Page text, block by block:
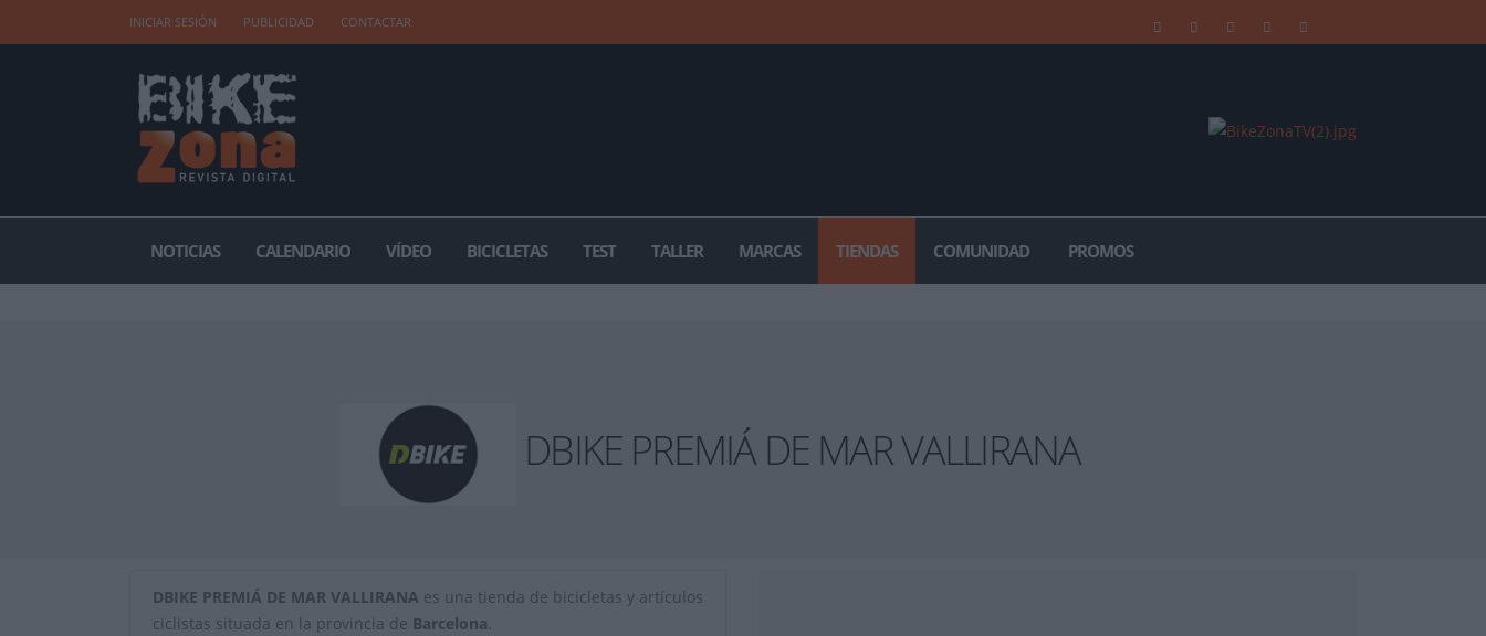
INICIAR SESIÓN PUBLICIDAD CONTACTAR
NOTICIAS CALENDARIO VÍDEO BICICLETAS TEST TALLER MARCAS TIENDAS COMUNIDAD PROMOS
DBIKE PREMIÁ DE MAR VALLIRANA
DBIKE PREMIÁ DE MAR VALLIRANA es una tienda de bicicletas y artículos
ciclistas situada en la provincia de Barcelona.